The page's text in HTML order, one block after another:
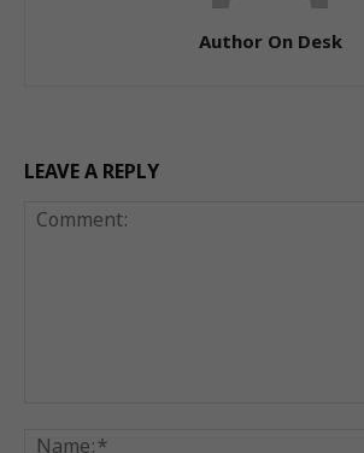
Author On Desk
LEAVE A REPLY